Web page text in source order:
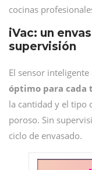
cocinas
iVac: un
supervisión
El sensor
óptimo para cada
la cantidad y el tipo
poroso. Sin
ciclo de envasado.